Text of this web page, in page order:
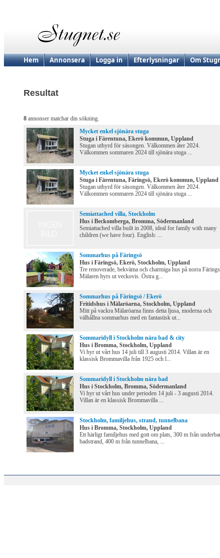
Hem Annonsera Logga in Efterlysningar Om
Resultat
8 annonser matchar din sökning.
Mycket enkel sjönära stuga
Stuga i Färentuna, Ekerö kommun, Uppland
Stugan uthyrd för säsongen. Välkommen åter 2024.
Välkommen sommaren 2024 till sjönära stuga ...
Mycket enkel sjönära stuga
Stuga i Färentuna, Färingsö, Ekerö kommun, Uppland
Stugan uthyrd för säsongen. Välkommen åter 2024.
Välkommen sommaren 2024 till sjönära stuga ...
Semiattached villa, Stockholm
Hus i Beckomberga, Bromma, Södermanland
Semiattached villa built in 2008, ideal for family with many
children (we have four). English: ...
Sommarhus på Färingsö
Hus i Färingsö, Ekerö, Stockholm, Uppland
Tre renoverade, bekväma och charmiga hus på norra
Mälaren hyrs ut veckovis. Östra g...
Sommarhus på Färingsö / Ekerö
Fritidshus i Mälaröarna, Stockholm, Uppland
Mitt på vackra Mälaröarna finns detta ljusa, moderna och
välhållna sommarhus med en fantastisk ut...
Sommaridyll i Stockholm nära bad & city
Hus i Bromma, Stockholm, Uppland
Vi hyr ut vårt hus 14 juli till 3 augusti 2014. Villan är en
klassisk Brommavilla från 1925 och l...
Sommaridyll i Stockholm nära bad
Hus i Stockholm, Bromma, Södermanland
Vi hyr ut vårt hus under perioden 14 juli - 3 augusti 2014.
Villan är en klassisk Brommavilla ...
Stockholm, familjehus, strand, tunnelbana
Hus i Bromma, Stockholm, Uppland
Ett härligt familjehus med gott om plats, 300 m från
badstrand, 400 m från tunnelbana, ...